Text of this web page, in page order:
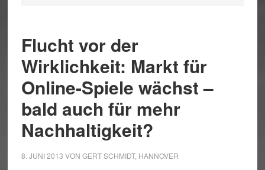
Flucht vor der
Wirklichkeit: Markt für
Online-Spiele wächst –
bald auch für mehr
Nachhaltigkeit?
8. JUNI 2013 VON GERT SCHMIDT, HANNOVER